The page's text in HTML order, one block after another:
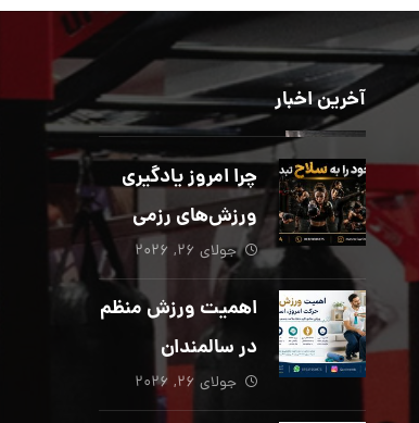
آخرین اخبار
چرا امروز یادگیری
ورزش‌های رزمی
بیش از هر زمان
دیگری ضروری
است؟
جولای ۲۶, ۲۰۲۶
اهمیت ورزش منظم
در سالمندان
جولای ۲۶, ۲۰۲۶